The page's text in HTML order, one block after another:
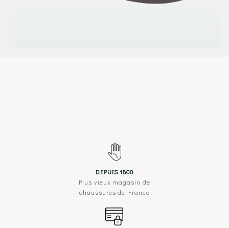
DEPUIS 1800
Plus vieux magasin de
chaussures de France